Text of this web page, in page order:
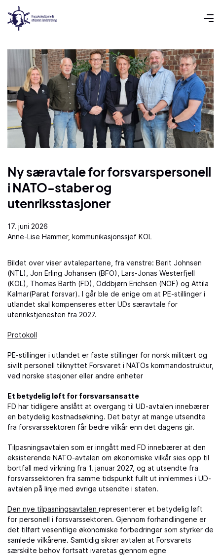
Ny særavtale for forsvarspersonell
i NATO-staber og
utenriksstasjoner
17. juni 2026
Anne-Lise Hammer, kommunikasjonssjef KOL
Bildet over viser avtalepartene, fra venstre: Berit Johnsen
(NTL), Jon Erling Johansen (BFO), Lars-Jonas Westerfjell
(KOL), Thomas Barth (FD), Oddbjørn Erichsen (NOF) og Attila
Kalmar(Parat forsvar). I går ble de enige om at PE-stillinger i
utlandet skal kompenseres etter UDs særavtale for
utenrikstjenesten fra 2027.
Protokoll
PE-stillinger i utlandet er faste stillinger for norsk militært og
sivilt personell tilknyttet Forsvaret i NATOs kommandostruktur,
ved norske stasjoner eller andre enheter
Et betydelig løft for forsvarsansatte
FD har tidligere anslått at overgang til UD-avtalen innebærer
en betydelig kostnadsøkning. Det betyr at mange utsendte
fra forsvarssektoren får bedre vilkår enn det dagens gir.
Tilpasningsavtalen som er inngått med FD innebærer at den
eksisterende NATO-avtalen om økonomiske vilkår sies opp til
bortfall med virkning fra 1. januar 2027, og at utsendte fra
forsvarssektoren fra samme tidspunkt fullt ut innlemmes i UD-
avtalen på linje med øvrige utsendte i staten.
Den nye tilpasningsavtalen representerer et betydelig løft
for personell i forsvarssektoren. Gjennom forhandlingene er
det tilført vesentlige økonomiske forbedringer som styrker de
samlede vilkårene. Samtidig sikrer avtalen at Forsvarets
særskilte behov fortsatt ivaretas gjennom egne